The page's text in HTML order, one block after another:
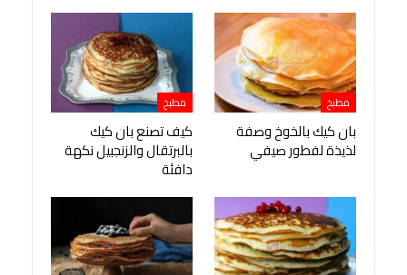
مطبخ
بان كيك بالخوخ وصفة
لذيذة لفطور صيفي
مطبخ
كيف تصنع بان كيك
بالبرتقال والزنجبيل نكهة
دافئة